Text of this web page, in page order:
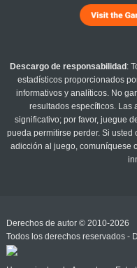
Descargo de responsabilidad :
estadísticos proporcionados
informativos y analíticos. No
resultados específicos. Las
significativo; por favor, juegue
pueda permitirse perder. Si
adicción al juego, comuníquese
Derechos de autor © 2010-2026
Todos los derechos reservados -